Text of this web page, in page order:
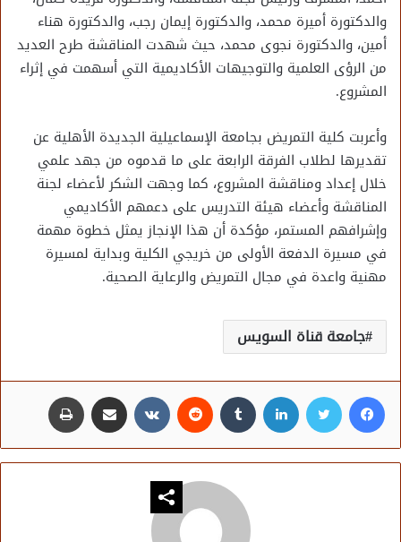
والدكتورة أميرة محمد، والدكتورة إيمان رجب، والدكتورة هناء
أمين، والدكتورة نجوى محمد، حيث شهدت المناقشة طرح العديد
من الرؤى العلمية والتوجيهات الأكاديمية التي أسهمت في إثراء
المشروع.
وأعربت كلية التمريض بجامعة الإسماعيلية الجديدة الأهلية عن
تقديرها لطلاب الفرقة الرابعة على ما قدموه من جهد علمي
خلال إعداد ومناقشة المشروع، كما وجهت الشكر لأعضاء لجنة
المناقشة وأعضاء هيئة التدريس على دعمهم الأكاديمي
وإشرافهم المستمر، مؤكدة أن هذا الإنجاز يمثل خطوة مهمة
في مسيرة الدفعة الأولى من خريجي الكلية وبداية لمسيرة
مهنية واعدة في مجال التمريض والرعاية الصحية.
جامعة قناة السويس
فيسبوك تويتر لينكدإن مشاركة عبر البريد